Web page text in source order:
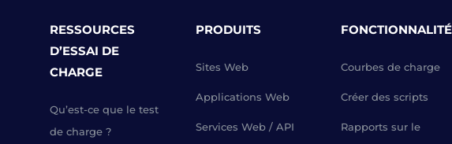
RESSOURCES
D’ESSAI DE
CHARGE
Qu’est-ce que le test
de charge ?
PRODUITS
Sites Web
Applications Web
Services Web / API
Courbes de charge
Créer des scripts
Rapports sur le